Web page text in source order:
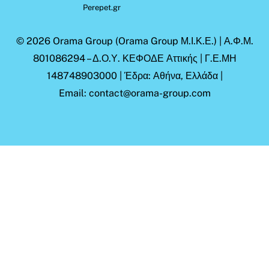
Perepet.gr
© 2026 Orama Group (Orama Group Μ.Ι.Κ.Ε.) | Α.Φ.Μ.
801086294 – Δ.Ο.Υ. ΚΕΦΟΔΕ Αττικής | Γ.Ε.ΜΗ
148748903000 | Έδρα: Αθήνα, Ελλάδα |
Email: contact@orama-group.com